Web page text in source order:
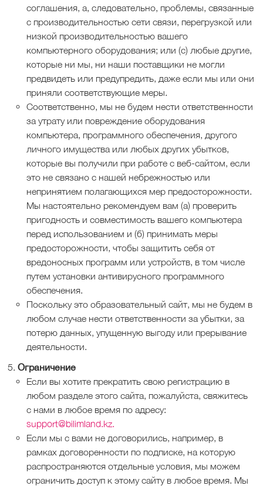
соглашения, а, следовательно, проблемы, связанные
с производительностью сети связи, перегрузкой или
низкой производительностью вашего
компьютерного оборудования; или (с) любые другие,
которые ни мы, ни наши поставщики не могли
предвидеть или предупредить, даже если мы или они
приняли соответствующие меры.
Соответственно, мы не будем нести ответственности
за утрату или повреждение оборудования
компьютера, программного обеспечения, другого
личного имущества или любых других убытков,
которые вы получили при работе с веб-сайтом, если
это не связано с нашей небрежностью или
непринятием полагающихся мер предосторожности.
Мы настоятельно рекомендуем вам (а) проверить
пригодность и совместимость вашего компьютера
перед использованием и (б) принимать меры
предосторожности, чтобы защитить себя от
вредоносных программ или устройств, в том числе
путем установки антивирусного программного
обеспечения.
Поскольку это образовательный сайт, мы не будем в
любом случае нести ответственности за убытки, за
потерю данных, упущенную выгоду или прерывание
деятельности.
Ограничение
Если вы хотите прекратить свою регистрацию в
любом разделе этого сайта, пожалуйста, свяжитесь
с нами в любое время по адресу:
support@bilimland.kz.
Если мы с вами не договорились, например, в
рамках договоренности по подписке, на которую
распространяются отдельные условия, мы можем
ограничить доступ к этому сайту в любое время. Мы